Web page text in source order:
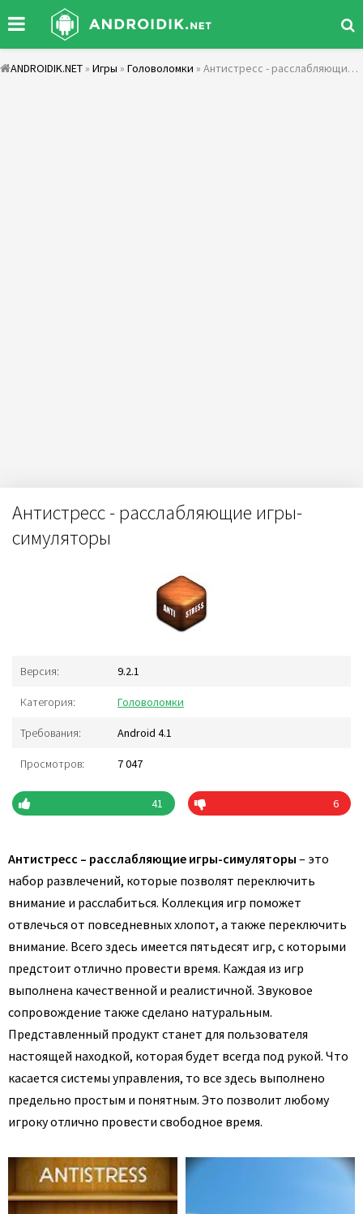
ANDROIDIK.NET » Игры » Головоломки » Антистресс - расслабляющие игры-симуляторы
Антистресс - расслабляющие игры-
симуляторы
Версия: 9.2.1
Категория: Головоломки
Требования: Android 4.1
Просмотров: 7 047
41 6
Антистресс – расслабляющие игры-симуляторы – это
набор развлечений, которые позволят переключить
внимание и расслабиться. Коллекция игр поможет
отвлечься от повседневных хлопот, а также переключить
внимание. Всего здесь имеется пятьдесят игр, с которыми
предстоит отлично провести время. Каждая из игр
выполнена качественной и реалистичной. Звуковое
сопровождение также сделано натуральным.
Представленный продукт станет для пользователя
настоящей находкой, которая будет всегда под рукой. Что
касается системы управления, то все здесь выполнено
предельно простым и понятным. Это позволит любому
игроку отлично провести свободное время.